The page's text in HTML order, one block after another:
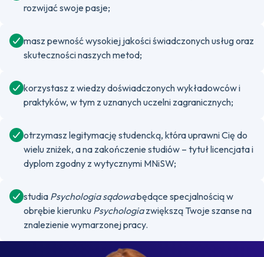
rozwijać swoje pasje;
masz pewność wysokiej jakości świadczonych usług oraz
skuteczności naszych metod;
korzystasz z wiedzy doświadczonych wykładowców i
praktyków, w tym z uznanych uczelni zagranicznych;
otrzymasz legitymację studencką, która uprawni Cię do
wielu zniżek, a na zakończenie studiów – tytuł licencjata i
dyplom zgodny z wytycznymi MNiSW;
studia Psychologia sądowabędące specjalnością w
obrębie kierunku Psychologiazwiększą Twoje szanse na
znalezienie wymarzonej pracy.